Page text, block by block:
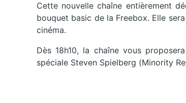
Cette nouvelle chaîne entièrement
bouquet basic de la Freebox. Elle
cinéma.
Dès 18h10, la chaîne vous
spéciale Steven Spielberg (Minority